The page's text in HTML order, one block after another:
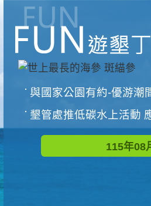
與國家公園有約-優游潮
墾管處推低碳水上活動 應屆
115年08